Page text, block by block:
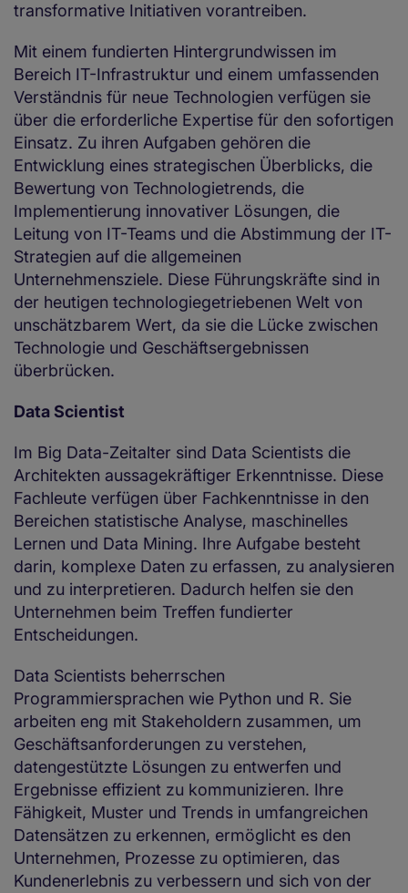
transformative Initiativen vorantreiben.
Mit einem fundierten Hintergrundwissen im
Bereich IT-Infrastruktur und einem umfassenden
Verständnis für neue Technologien verfügen sie
über die erforderliche Expertise für den sofortigen
Einsatz. Zu ihren Aufgaben gehören die
Entwicklung eines strategischen Überblicks, die
Bewertung von Technologietrends, die
Implementierung innovativer Lösungen, die
Leitung von IT-Teams und die Abstimmung der IT-
Strategien auf die allgemeinen
Unternehmensziele. Diese Führungskräfte sind in
der heutigen technologiegetriebenen Welt von
unschätzbarem Wert, da sie die Lücke zwischen
Technologie und Geschäftsergebnissen
überbrücken.
Data Scientist
Im Big Data-Zeitalter sind Data Scientists die
Architekten aussagekräftiger Erkenntnisse. Diese
Fachleute verfügen über Fachkenntnisse in den
Bereichen statistische Analyse, maschinelles
Lernen und Data Mining. Ihre Aufgabe besteht
darin, komplexe Daten zu erfassen, zu analysieren
und zu interpretieren. Dadurch helfen sie den
Unternehmen beim Treffen fundierter
Entscheidungen.
Data Scientists beherrschen
Programmiersprachen wie Python und R. Sie
arbeiten eng mit Stakeholdern zusammen, um
Geschäftsanforderungen zu verstehen,
datengestützte Lösungen zu entwerfen und
Ergebnisse effizient zu kommunizieren. Ihre
Fähigkeit, Muster und Trends in umfangreichen
Datensätzen zu erkennen, ermöglicht es den
Unternehmen, Prozesse zu optimieren, das
Kundenerlebnis zu verbessern und sich von der